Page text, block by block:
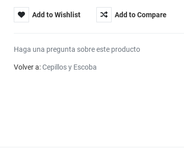
Add to Wishlist Add to Compare
Haga una pregunta sobre este producto
Volver a:Cepillos y Escoba